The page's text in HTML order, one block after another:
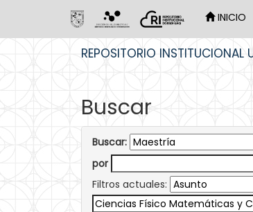
INICIO
REPOSITORIO INSTITUCIONAL
Buscar
Buscar:
por
Filtros actuales: